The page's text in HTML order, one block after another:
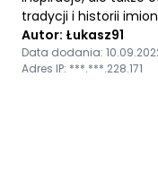
tradycji i historii
Autor: Łukasz91
Data dodania:
Adres IP: ***.***.228.171